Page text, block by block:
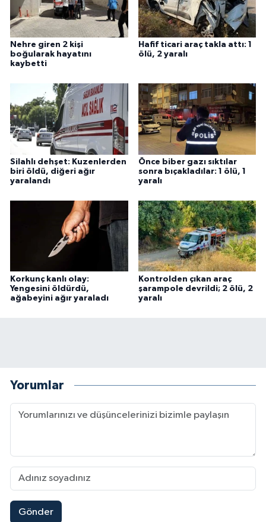
Nehre giren 2 kişi
boğularak hayatını
kaybetti
Hafif ticari araç takla attı: 1
ölü, 2 yaralı
Silahlı dehşet: Kuzenlerden
biri öldü, diğeri ağır
yaralandı
Önce biber gazı sıktılar
sonra bıçakladılar: 1 ölü, 1
yaralı
Korkunç kanlı olay:
Yengesini öldürdü,
ağabeyini ağır yaraladı
Kontrolden çıkan araç
şarampole devrildi; 2 ölü, 2
yaralı
Yorumlar
Gönder